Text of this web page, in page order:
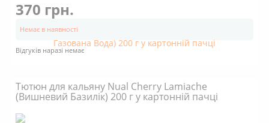
370 грн.
Немає в наявності
Відгуків наразі немає
Тютюн для кальяну Nual Cherry Lamiache
(Вишневий Базилік) 200 г у картонній пачці